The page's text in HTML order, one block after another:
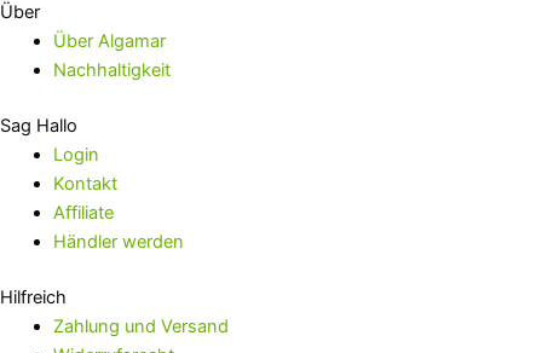
Über
Über Algamar
Nachhaltigkeit
Sag Hallo
Login
Kontakt
Affiliate
Händler werden
Hilfreich
Zahlung und Versand